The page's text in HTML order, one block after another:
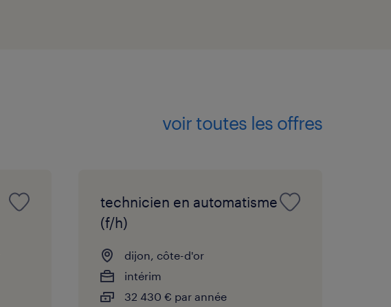
voir toutes les offres
technicien en automatisme
(f/h)
dijon, côte-d'or
intérim
32 430 € par année